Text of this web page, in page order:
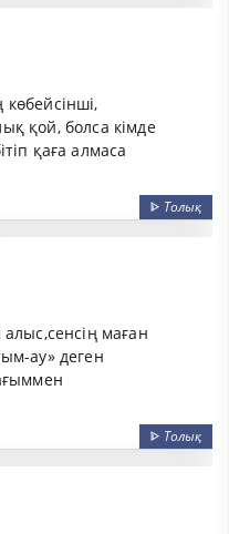
қой, болса кімде
қаға алмаса
ᐈ Толық
маған
ау» деген
ᐈ Толық